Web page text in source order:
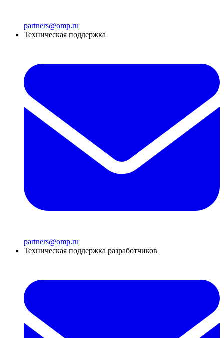
partners@omp.ru
Техническая поддержка
partners@omp.ru
Техническая поддержка разработчиков